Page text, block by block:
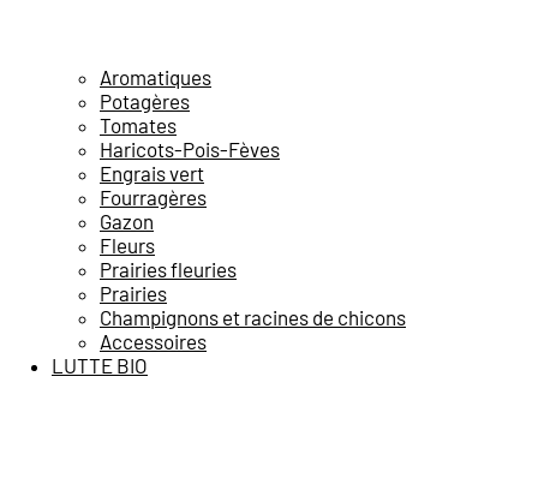
Aromatiques
Potagères
Tomates
Haricots-Pois-Fèves
Engrais vert
Fourragères
Gazon
Fleurs
Prairies fleuries
Prairies
Champignons et racines de chicons
Accessoires
LUTTE BIO